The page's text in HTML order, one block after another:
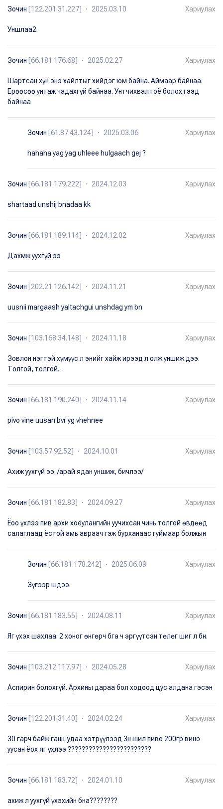
Зочин [122.201.31.227] ・ 2025.03.10 Хариулах
Уншлаа2
Зочин [66.181.176.68] ・ 2025.02.27 Хариулах
Шартсан хүн энэ хайлтыг хийдэг юм байна. Аймаар байнаа.
Ерөөсөө унтаж чадахгүй байнаа. Унтчихвал гоё болох гээд
байнаа
Зочин [61.87.43.124] ・ 2025.03.06 Хариулах
hahaha yag yag uhleee hulgaach gej ?
Зочин [66.181.179.222] ・ 2024.12.03 Хариулах
shartaad unshij bnadaa kk
Зочин [66.181.189.114] ・ 2024.12.02 Хариулах
Дахмж уухгүй ээ
Зочин [202.21.126.142] ・ 2024.11.21 Хариулах
uusnii margaash yaltachgui unshdag ym bn
Зочин [103.168.34.148] ・ 2024.11.18 Хариулах
Зовлон нэгтэй хүмүүс л энийг хайж ирээд л олж уншиж дээ.
Толгой, толгой..
Зочин [66.181.190.240] ・ 2024.11.14 Хариулах
pivo vine uusan bvr yg vhehnee
Зочин [103.57.92.52] ・ 2024.10.01 Хариулах
Ахиж уухгүй ээ. /арай ядан уншиж, бичлээ/
Зочин [66.181.182.83] ・ 2024.09.27 Хариулах
Ёоо үхлээ пив архи хоёулангийн уучихсан чинь толгой өвдөөд
салаглаад ёстой амь авраач гэж бурханаас гуймаар болжын
Зочин [66.181.178.242] ・ 2025.06.09 Хариулах
Зүгээр шдээ
Зочин [66.181.183.55] ・ 2024.08.11 Хариулах
Яг үхэх шахлаа. 2 хоног өнгөрч бга ч эргүүтсэн төлөг шиг л бн.
Зочин [103.212.117.97] ・ 2024.05.28 Хариулах
Аспирин болохгүй. Архины дараа бол ходоод цус алдана гэсэн
Зочин [122.201.31.40] ・ 2024.02.24 Хариулах
30 гарч байж ганц удаа хэтрүүлээд 3н шил пиво 200гр вино
уусан ёох яг үхлээ ????????????????????????
Зочин [66.181.183.72] ・ 2024.01.10 Хариулах
ахиж л уухгүй үхэхийн бна????????